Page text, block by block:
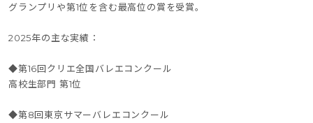
グランプリや第1位を含む最高位の賞を受賞。
2025年の主な実績：
◆第16回クリエ全国バレエコンクール
高校生部門 第1位
◆第8回東京サマーバレエコンクール